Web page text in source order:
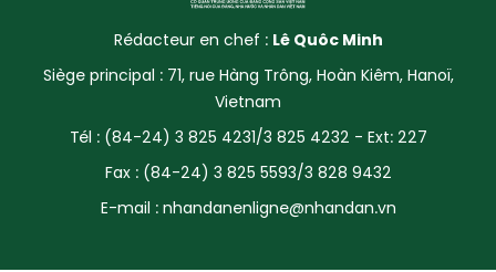
Rédacteur en chef : Lê Quôc Minh
Siège principal : 71, rue Hàng Trông, Hoàn Kiêm, Hanoï,
Vietnam
Tél : (84-24) 3 825 4231/3 825 4232 - Ext: 227
Fax : (84-24) 3 825 5593/3 828 9432
E-mail : nhandanenligne@nhandan.vn